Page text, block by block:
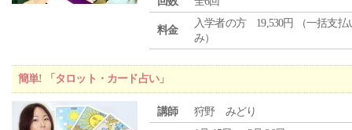
料金
入学者の方 19,530円 （一括支払
み）
簡単! 「タロット・カード占い」
講師 狩野 みどり